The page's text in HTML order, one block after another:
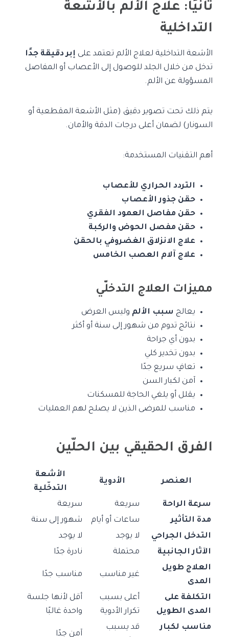
ثانيًا: علاج الألم بالأشعة
التداخلية
الأشعة التداخلية لعلاج الألم تعتمد على إبر دقيقة جدًا
تدخل من خلال الجلد للوصول إلى الأعصاب أو المفاصل
المسؤولة عن الألم.
يتم ذلك تحت تصوير دقيق (مثل الأشعة المقطعية أو
السونار) لضمان أعلى درجات الدقة والأمان.
أهم التقنيات المستخدمة:
التردد الحراري للأعصاب
حقن جذور الأعصاب
حقن مفاصل العمود الفقري
حقن مفصل الحوض والركبة
علاج الانزلاق الغضروفي بالحقن
علاج آلام العصب الخامس
مميزات العلاج التدخلّي
يعالج سبب الألم وليس العرض
نتائج تدوم من شهور إلى سنة أو أكثر
بدون أي جراحة
بدون تخدير كلي
تعافٍ سريع جدًا
آمن لكبار السن
يقلل أو يلغي الحاجة للمسكنات
مناسب للمرضى الذين لا يصلح لهم العمليات
الفرق الحقيقي بين الحلّين
العنصر الأدوية
الأشعة
التدخّلية
سرعة الراحة
سريعة
سريعة
مدة التأثير
ساعات أو أيام
شهور إلى سنة
التدخل الجراحي
لا يوجد
لا يوجد
الآثار الجانبية
محتملة
نادرة جدًا
العلاج طويل
المدى
غير مناسب مناسب جدًا
التكلفة على
المدى الطويل
أعلى بسبب
تكرار الأدوية
أقل لأنها جلسة
واحدة غالبًا
مناسب لكبار
قد يسبب
آمن جدًا